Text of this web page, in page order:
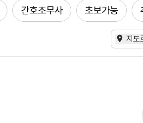
간호조무사 초보가능
지도